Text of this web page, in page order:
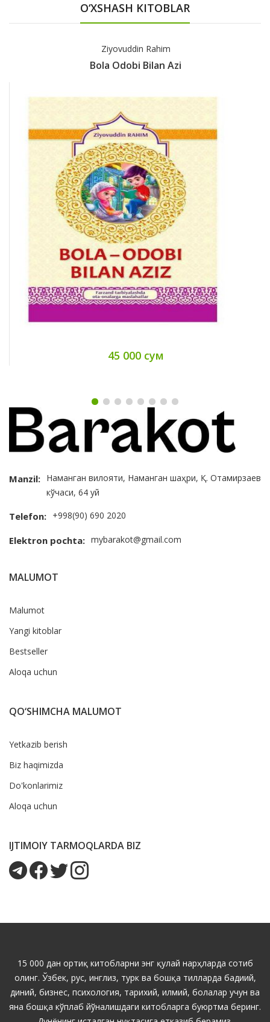
O‘XSHASH KITOBLAR
Ziyovuddin Rahim
Bola Odobi Bilan Azi
45 000 сум
Manzil: Наманган вилояти, Наманган шаҳри, Қ. Отамирзаев
кўчаси, 64 уй
Telefon: +998(90) 690 2020
Elektron pochta: mybarakot@gmail.com
MALUMOT
Malumot
Yangi kitoblar
Bestseller
Aloqa uchun
QO‘SHIMCHA MALUMOT
Yetkazib berish
Biz haqimizda
Do'konlarimiz
Aloqa uchun
IJTIMOIY TARMOQLARDA BIZ
15 000 дан ортиқ китобларни энг қулай нарҳларда сотиб
олинг. Ўзбек, рус, инглиз, турк ва бошқа тилларда бадиий,
диний, бизнес, психология, тарихий, илмий, болалар учун ва
яна бошқа кўплаб йўналишдаги китобларга буюртма беринг.